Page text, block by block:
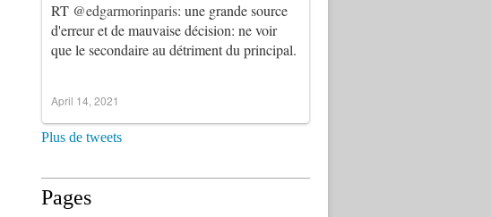
RT @edgarmorinparis: une grande source
d'erreur et de mauvaise décision: ne voir
que le secondaire au détriment du principal.
April 14, 2021
Plus de tweets
Pages